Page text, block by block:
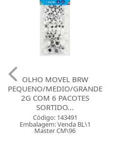
OLHO MOVEL BRW
PEQUENO/MEDIO/GRANDE
2G COM 6 PACOTES
SORTIDO...
Código: 143491
Embalagem: Venda BL\1
Master CM\96